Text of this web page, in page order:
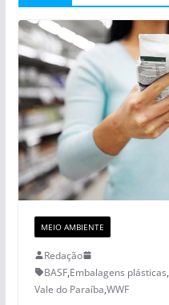
MEIO AMBIENTE
Redação
BASF,Embalagens plásticas,
Vale do Paraíba,WWF